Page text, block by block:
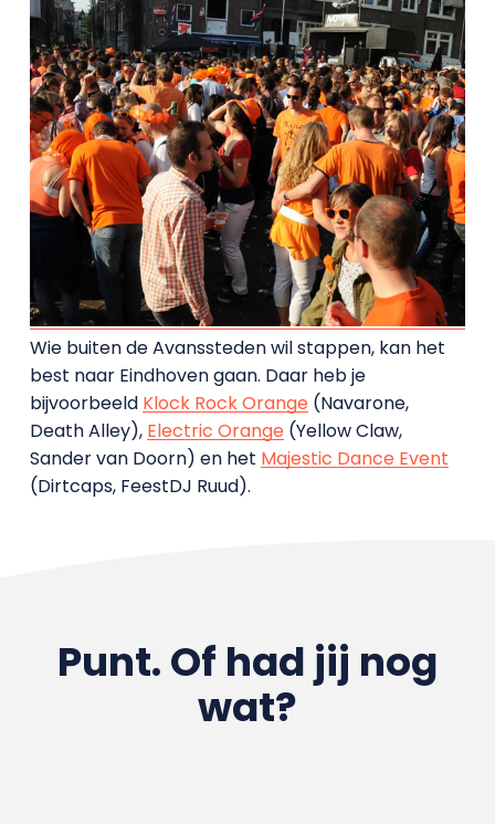
Wie buiten de Avanssteden wil stappen, kan het
best naar Eindhoven gaan. Daar heb je
bijvoorbeeld Klock Rock Orange(Navarone,
Death Alley), Electric Orange(Yellow Claw,
Sander van Doorn) en het Majestic Dance Event
(Dirtcaps, FeestDJ Ruud).
Punt. Of had jij nog
wat?